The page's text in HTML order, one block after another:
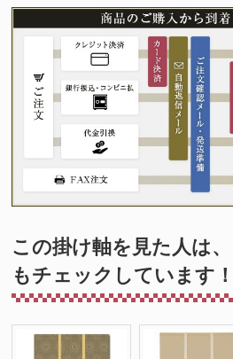
この掛け軸を見た人は
もチェックしています！